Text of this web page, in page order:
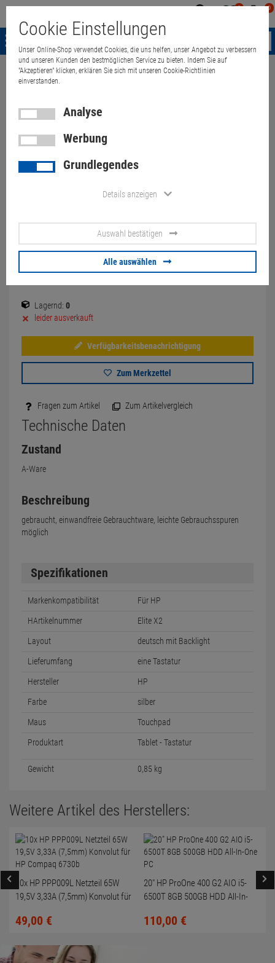
0 0
Menü
Weiter einkaufen
HP Tastatur für Elite X2 1013
G3 deutsch mit Backlight
silber HSN-D09K
119,00 €
Lagernd: 0
leider ausverkauft
Verfügbarkeitsbenachrichtigung
Zum Merkzettel
Fragen zum Artikel Zum Artikelvergleich
Technische Daten
Zustand
A-Ware
Beschreibung
gebraucht, einwandfreie Gebrauchtware, leichte Gebrauchsspuren
möglich
Spezifikationen
Markenkompatibilität Für HP
HArtikelnummer Elite X2
Layout deutsch mit Backlight
Lieferumfang eine Tastatur
Hersteller HP
Farbe silber
Maus Touchpad
Produktart Tablet - Tastatur
Gewicht 0,85 kg
Weitere Artikel des Herstellers:
10x HP PPP009L Netzteil 65W
19,5V 3,33A (7,5mm) Konvolut für
49,00 €
20" HP ProOne 400 G2 AIO i5-
6500T 8GB 500GB HDD All-In-
110,00 €
Cookie Einstellungen
Unser Online-Shop verwendet Cookies, die uns helfen, unser Angebot zu verbessern
und unseren Kunden den bestmöglichen Service zu bieten. Indem Sie auf
"Akzeptieren" klicken, erklären Sie sich mit unseren Cookie-Richtlinien
einverstanden.
Analyse
Werbung
Grundlegendes
Details anzeigen
Auswahl bestätigen
Alle auswählen